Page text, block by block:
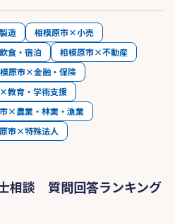
造
相模原市×小売
食・宿泊
相模原市×不動産
原市×金融・保険
教育・学術支援
×農業・林業・漁業
市×特殊法人
相談 質問回答ランキング